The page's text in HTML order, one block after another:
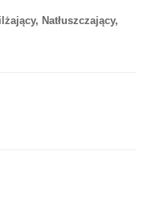
Natłuszczający,